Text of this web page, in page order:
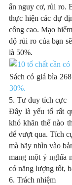
ẩn nguy cơ, rủi ro.
thực hiện các dự
công cao. Mạo
độ rủi ro của bạn
là 50%.
Sách có giá bìa
30%.
5. Tư duy tích cực
Đây là yếu tố rất
khó khăn thế nào
để vượt qua. Tích
mà hãy nhìn vào
mang một ý nghĩa
có năng lượng tốt,
6. Trách nhiệm